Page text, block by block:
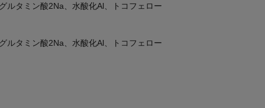
ルタミン酸2Na、水酸化Al、トコフェロー
ルタミン酸2Na、水酸化Al、トコフェロー